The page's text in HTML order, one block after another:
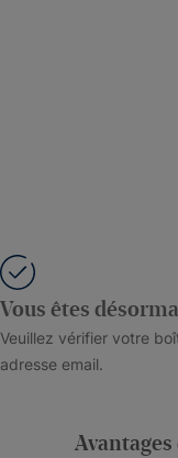
Vous êtes
Veuillez vérifier votre
adresse email.